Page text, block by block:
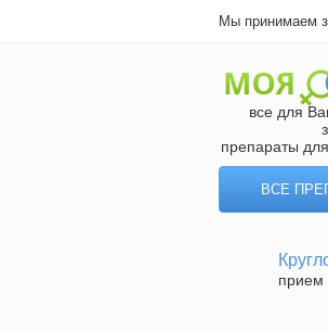
Мы принимаем
все для
препараты
ВСЕ
прием